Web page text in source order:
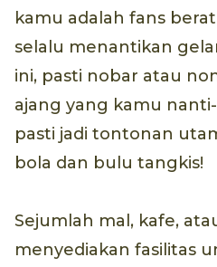
kamu adalah fans
selalu menantikan
ini, pasti nobar atau
ajang yang kamu
pasti jadi tontonan
bola dan bulu tangkis!
Sejumlah mal, kafe,
menyediakan fasilitas